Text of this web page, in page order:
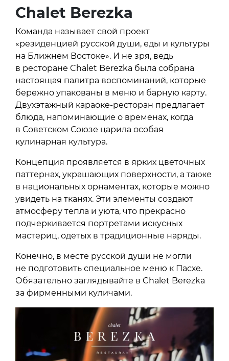
Chalet Berezka
Команда называет свой проект
«резиденцией русской души, еды и культуры
на Ближнем Востоке». И не зря, ведь
в ресторане Chalet Berezka была собрана
настоящая палитра воспоминаний, которые
бережно упакованы в меню и барную карту.
Двухэтажный караоке-ресторан предлагает
блюда, напоминающие о временах, когда
в Советском Союзе царила особая
кулинарная культура.
Концепция проявляется в ярких цветочных
паттернах, украшающих поверхности, а также
в национальных орнаментах, которые можно
увидеть на тканях. Эти элементы создают
атмосферу тепла и уюта, что прекрасно
подчеркивается портретами искусных
мастериц, одетых в традиционные наряды.
Конечно, в месте русской души не могли
не подготовить специальное меню к Пасхе.
Обязательно заглядывайте в Chalet Berezka
за фирменными куличами.